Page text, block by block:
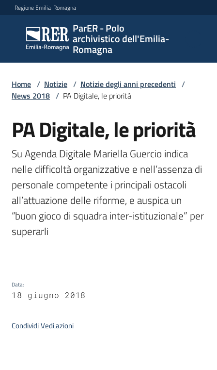
Vai al contenuto
Vai alla navigazione
Vai al footer
Regione Emilia-Romagna
ParER - Polo
archivistico dell'Emilia-
Romagna
ParER -
Polo
archivistico
Romagna
Polo
archivistico
Archivio
storico
Conservazione
Contatti
Home / Notizie / Notizie degli anni precedenti /
News 2018 / PA Digitale, le priorità
Salta al contenuto
PA Digitale, le priorità
Su Agenda Digitale Mariella Guercio indica
nelle difficoltà organizzative e nell’assenza di
personale competente i principali ostacoli
all’attuazione delle riforme, e auspica un
“buon gioco di squadra inter-istituzionale” per
superarli
Data:
18 giugno 2018
CondividiVedi azioni